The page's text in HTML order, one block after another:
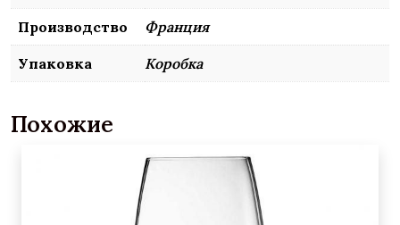
Производство Франция
Упаковка Коробка
Похожие